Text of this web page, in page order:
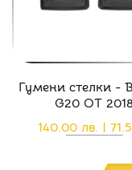
Гумени стелки -
G20 ОТ 2018
140.00 лв. |